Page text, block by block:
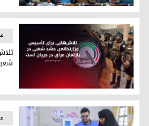
پارلمان عراق
تلاش در پارلمان عراق برای